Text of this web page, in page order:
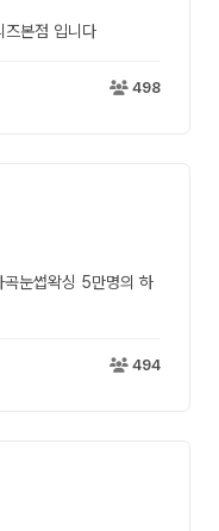
즈본점 입니다
498
눈썹왁싱 5만명의 하
494